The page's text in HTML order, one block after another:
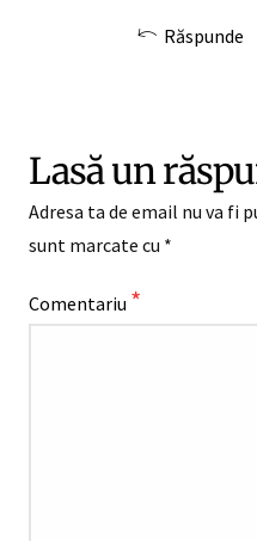
Răspunde
Lasă un
Adresa ta de email nu va fi
sunt marcate cu *
Comentariu *